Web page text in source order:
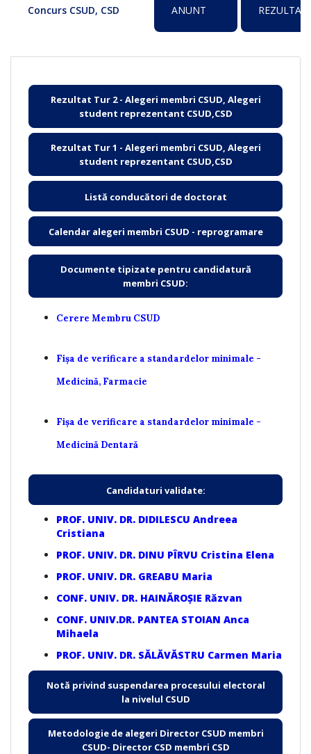
Concurs CSUD, CSD ANUNT REZULTAT
Rezultat Tur 2 - Alegeri membri CSUD, Alegeri
student reprezentant CSUD,CSD
Rezultat Tur 1 - Alegeri membri CSUD, Alegeri
student reprezentant CSUD,CSD
Listă conducători de doctorat
Calendar alegeri membri CSUD - reprogramare
Documente tipizate pentru candidatură
membri CSUD:
Cerere Membru CSUD
Fișa de verificare a standardelor minimale -
Medicină, Farmacie
Fișa de verificare a standardelor minimale -
Medicină Dentară
Candidaturi validate:
PROF. UNIV. DR. DIDILESCU Andreea
Cristiana
PROF. UNIV. DR. DINU PÎRVU Cristina Elena
PROF. UNIV. DR. GREABU Maria
CONF. UNIV. DR. HAINĂROȘIE Răzvan
CONF. UNIV.DR. PANTEA STOIAN Anca
Mihaela
PROF. UNIV. DR. SĂLĂVĂSTRU Carmen Maria
Notă privind suspendarea procesului electoral
la nivelul CSUD
Metodologie de alegeri Director CSUD membri
CSUD- Director CSD membri CSD